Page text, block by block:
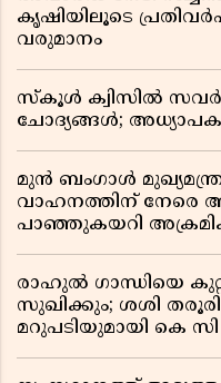
കൃഷിയിലൂടെ
വരുമാനം
സ്കൂൾ ക്വിസിൽ
ചോദ്യങ്ങൾ;
മുൻ ബംഗാൾ
വാഹനത്തിന് നേരെ
പാഞ്ഞുകയറി
രാഹുൽ ഗാന്ധിയെ
സുഖിക്കും; ശശി
മറുപടിയുമായി കെ